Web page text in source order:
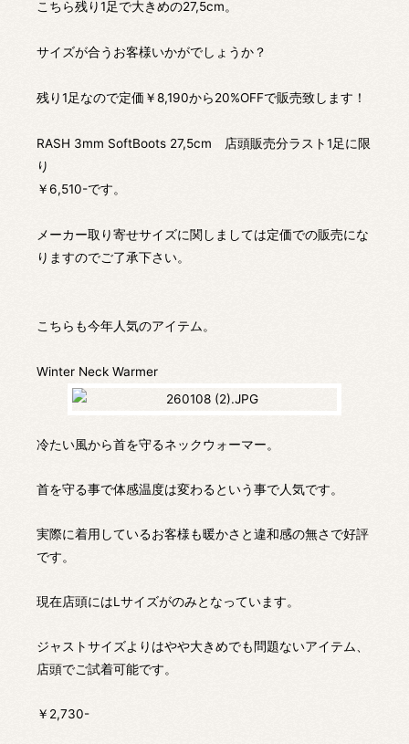
こちら残り1足で大きめの27,5cm。
サイズが合うお客様いかがでしょうか？
残り1足なので定価￥8,190から20%OFFで販売致します！
RASH 3mm SoftBoots 27,5cm 店頭販売分ラスト1足に限
り
￥6,510-です。
メーカー取り寄せサイズに関しましては定価での販売にな
りますのでご了承下さい。
こちらも今年人気のアイテム。
Winter Neck Warmer
冷たい風から首を守るネックウォーマー。
首を守る事で体感温度は変わるという事で人気です。
実際に着用しているお客様も暖かさと違和感の無さで好評
です。
現在店頭にはLサイズがのみとなっています。
ジャストサイズよりはやや大きめでも問題ないアイテム、
店頭でご試着可能です。
￥2,730-